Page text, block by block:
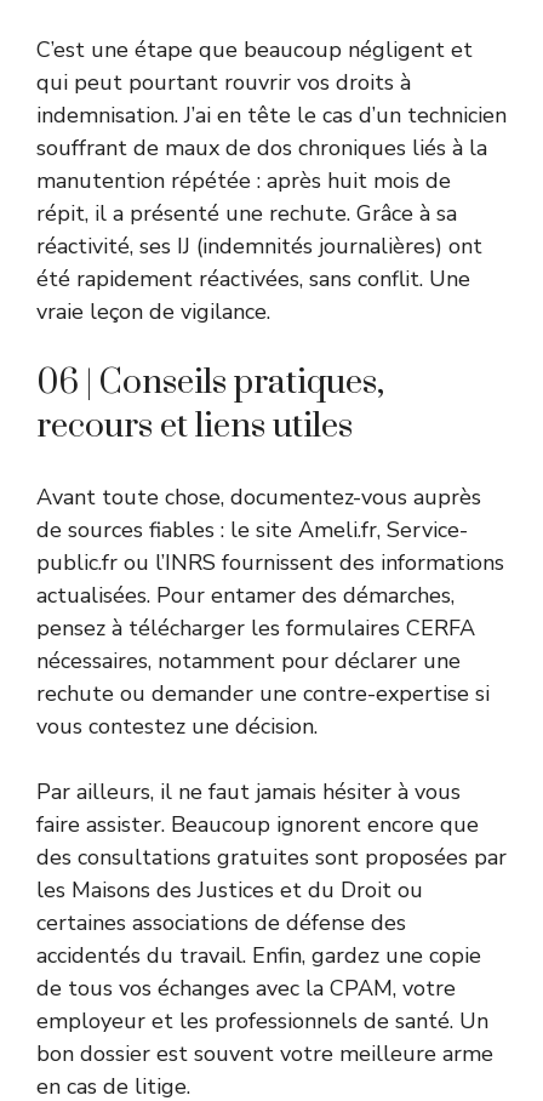
C’est une étape que beaucoup négligent et
qui peut pourtant rouvrir vos droits à
indemnisation. J’ai en tête le cas d’un technicien
souffrant de maux de dos chroniques liés à la
manutention répétée : après huit mois de
répit, il a présenté une rechute. Grâce à sa
réactivité, ses IJ (indemnités journalières) ont
été rapidement réactivées, sans conflit. Une
vraie leçon de vigilance.
06 | Conseils pratiques,
recours et liens utiles
Avant toute chose, documentez-vous auprès
de sources fiables : le site Ameli.fr, Service-
public.fr ou l’INRS fournissent des informations
actualisées. Pour entamer des démarches,
pensez à télécharger les formulaires CERFA
nécessaires, notamment pour déclarer une
rechute ou demander une contre-expertise si
vous contestez une décision.
Par ailleurs, il ne faut jamais hésiter à vous
faire assister. Beaucoup ignorent encore que
des consultations gratuites sont proposées par
les Maisons des Justices et du Droit ou
certaines associations de défense des
accidentés du travail. Enfin, gardez une copie
de tous vos échanges avec la CPAM, votre
employeur et les professionnels de santé. Un
bon dossier est souvent votre meilleure arme
en cas de litige.